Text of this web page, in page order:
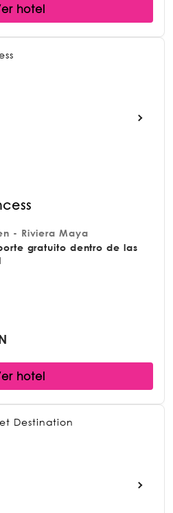
hotel
- Riviera Maya
gratuito dentro de las
hotel